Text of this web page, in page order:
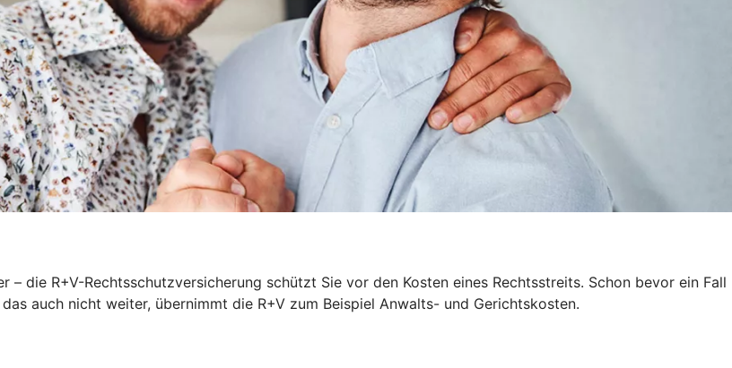
die R+V-Rechtsschutzversicherung schützt Sie vor den Kosten eines Rechtsstreits. Schon bevor ein Fall
auch nicht weiter, übernimmt die R+V zum Beispiel Anwalts- und Gerichtskosten.